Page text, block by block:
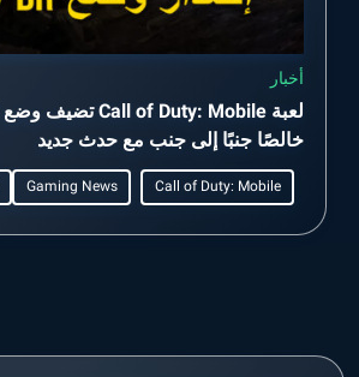
أخبار
خالصًا جنبًا إلى جنب مع حدث جديد
Call of Duty: Mobile
Gaming News